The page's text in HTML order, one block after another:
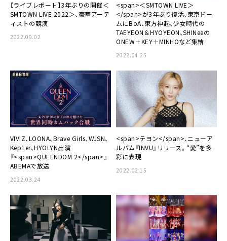
【ライブレポート】3年ぶりの開催＜
SMTOWN LIVE 2022＞、豪華アーテ
ィストの競演
2022.09.02
<span>＜SMTOWN LIVE＞
</span>が3年ぶり復活、東京ドー
ムにBoA、東方神起、少女時代の
TAEYEON＆HYOYEON、SHINeeの
ONEW＋KEY＋MINHOなど集結
2022.04.25
VIVIZ、LOONA、Brave Girls、WJSN、
Kep1er、HYOLYN出演
『<span>QUEENDOM 2</span>』
ABEMAで放送
2022.03.24
<span>テヨン</span>、ニューア
ルバム『INVU』リリース。“愛”を多
彩に表現
2022.02.15